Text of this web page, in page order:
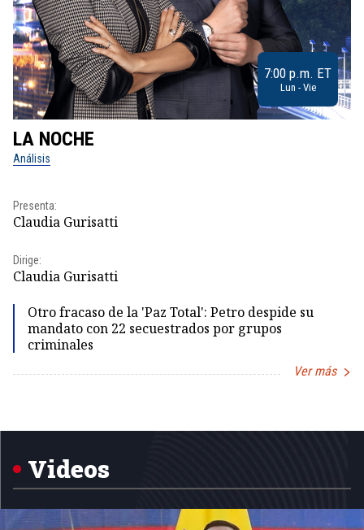
7:00 p.m. ET
Lun - Vie
LA NOCHE
Análisis
Presenta:
Claudia Gurisatti
Dirige:
Claudia Gurisatti
Otro fracaso de la 'Paz Total': Petro despide su
mandato con 22 secuestrados por grupos
criminales
Ver más
5
Videos